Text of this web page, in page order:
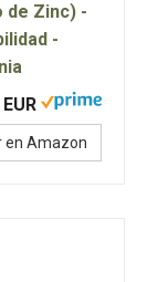
de Zinc) -
-
en Amazon